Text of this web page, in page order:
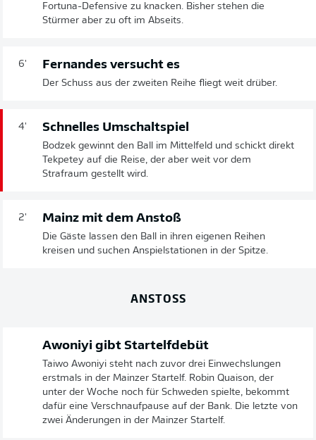
Fortuna-Defensive zu knacken. Bisher stehen die
Stürmer aber zu oft im Abseits.
6' Fernandes versucht es
Der Schuss aus der zweiten Reihe fliegt weit drüber.
4' Schnelles Umschaltspiel
Bodzek gewinnt den Ball im Mittelfeld und schickt direkt
Tekpetey auf die Reise, der aber weit vor dem
Strafraum gestellt wird.
2' Mainz mit dem Anstoß
Die Gäste lassen den Ball in ihren eigenen Reihen
kreisen und suchen Anspielstationen in der Spitze.
ANSTOSS
Awoniyi gibt Startelfdebüt
Taiwo Awoniyi steht nach zuvor drei Einwechslungen
erstmals in der Mainzer Startelf. Robin Quaison, der
unter der Woche noch für Schweden spielte, bekommt
dafür eine Verschnaufpause auf der Bank. Die letzte von
zwei Änderungen in der Mainzer Startelf.